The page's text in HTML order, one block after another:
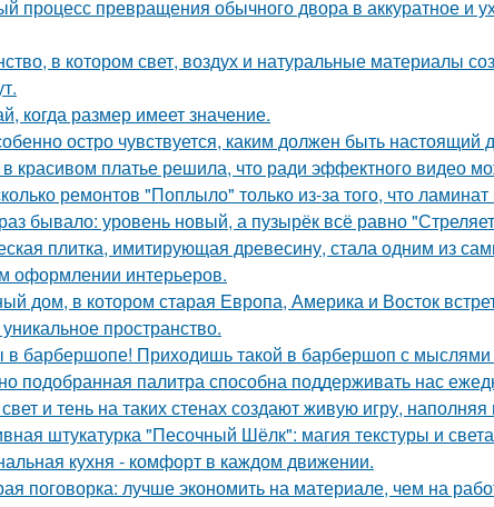
процесс превращения обычного двора в аккуратное и
в котором свет, воздух и натуральные материалы
когда размер имеет значение.
остро чувствуется, каким должен быть настоящий
красивом платье решила, что ради эффектного видео
ремонтов "Поплыло" только из-за того, что
бывало: уровень новый, а пузырёк всё равно
плитка, имитирующая древесину, стала одним из
оформлении интерьеров.
дом, в котором старая Европа, Америка и Восток
пространство.
барбершопе! Приходишь такой в барбершоп с мыслями
подобранная палитра способна поддерживать нас
и тень на таких стенах создают живую игру,
штукатурка "Песочный Шёлк": магия текстуры и
кухня - комфорт в каждом движении.
поговорка: лучше экономить на материале, чем на